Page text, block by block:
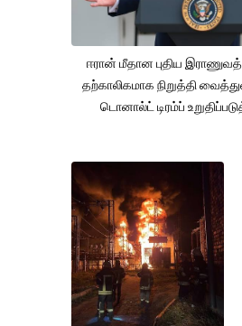
ஈரான் மீதான புதிய
தற்காலிகமாக நிறுத்தி
டொனால்ட் டிரம்ப்